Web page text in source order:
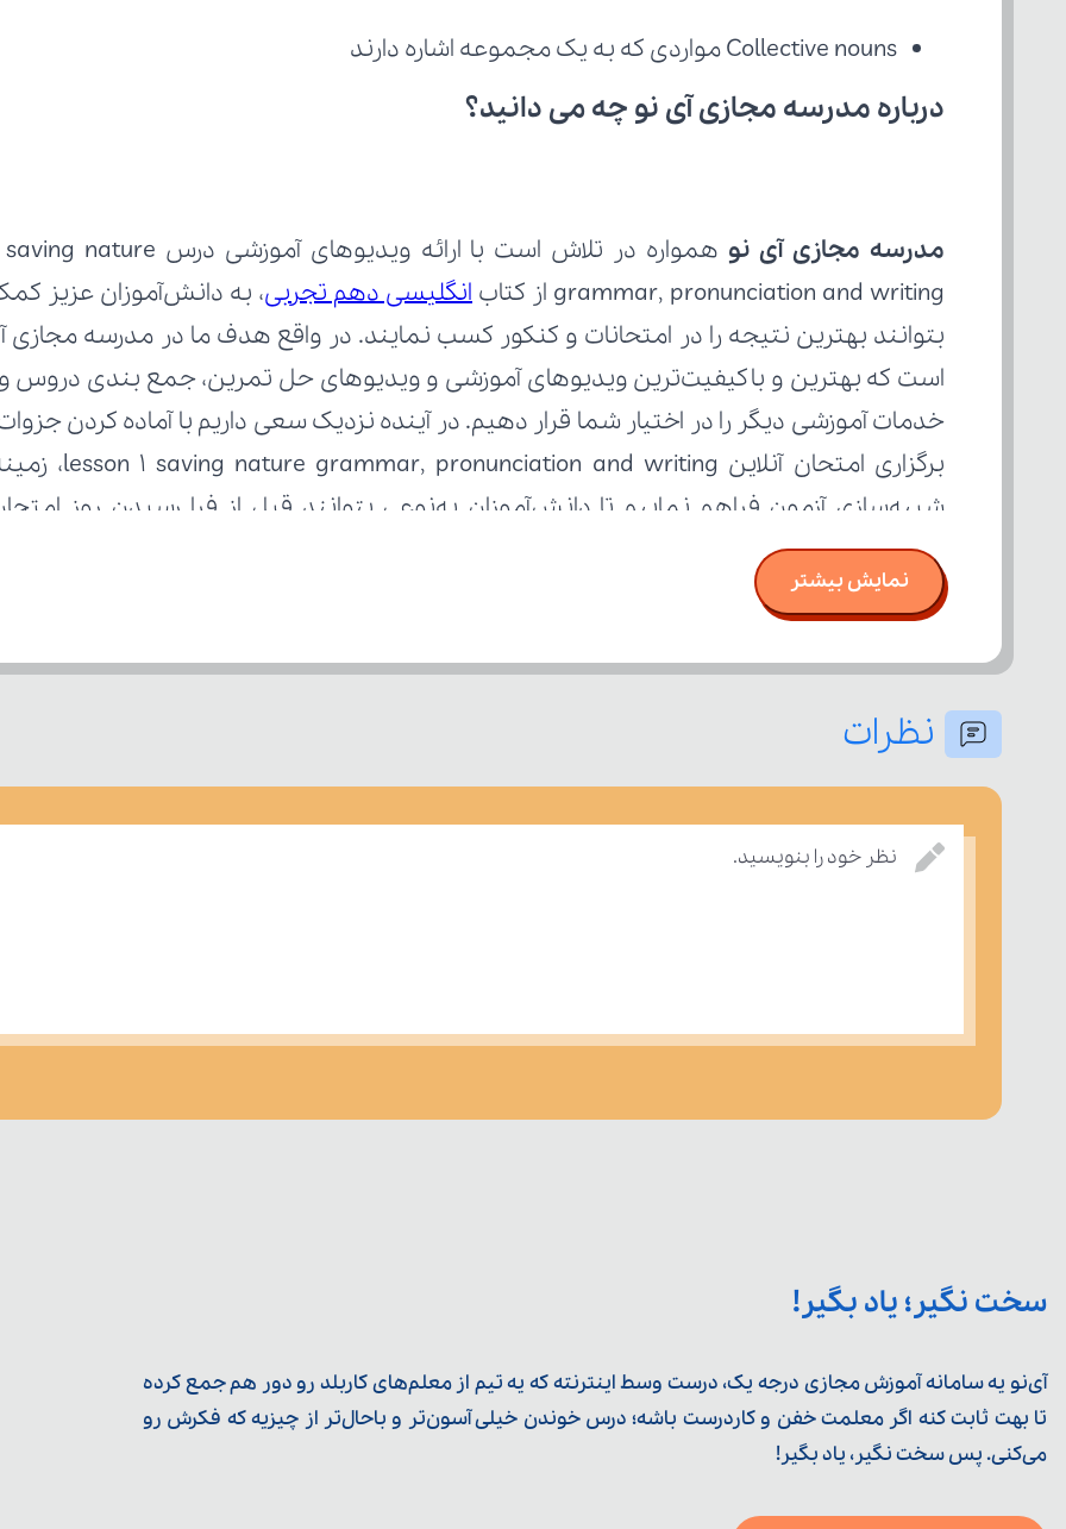
Collective nouns مواردی که به یک مجموعه اشاره دارند
درباره مدرسه مجازی آی نو چه می‌ دانید؟
مدرسه مجازی آی نو
grammar, pronunciation and writing از کتاب
انگلیسی دهم تجربی
تسلط خود را بر مفاهیم درسی بسنجند.
نمایش بیشتر
نظرات
نظر خود را بنویسید.
سخت نگیر؛ یاد بگیر!
آی‌نو یه سامانه آموزش مجازی درجه یک، درست وسط اینترنته که یه تیم از معلم‌‌های کاربلد رو دور هم جمع کرده
تا بهت ثابت کنه اگر معلمت خفن و کاردرست باشه؛ درس خوندن خیلی آسون‌تر و باحال‌تر از چیزیه که فکرش رو
می‌کنی. پس سخت نگیر، یاد بگیر!